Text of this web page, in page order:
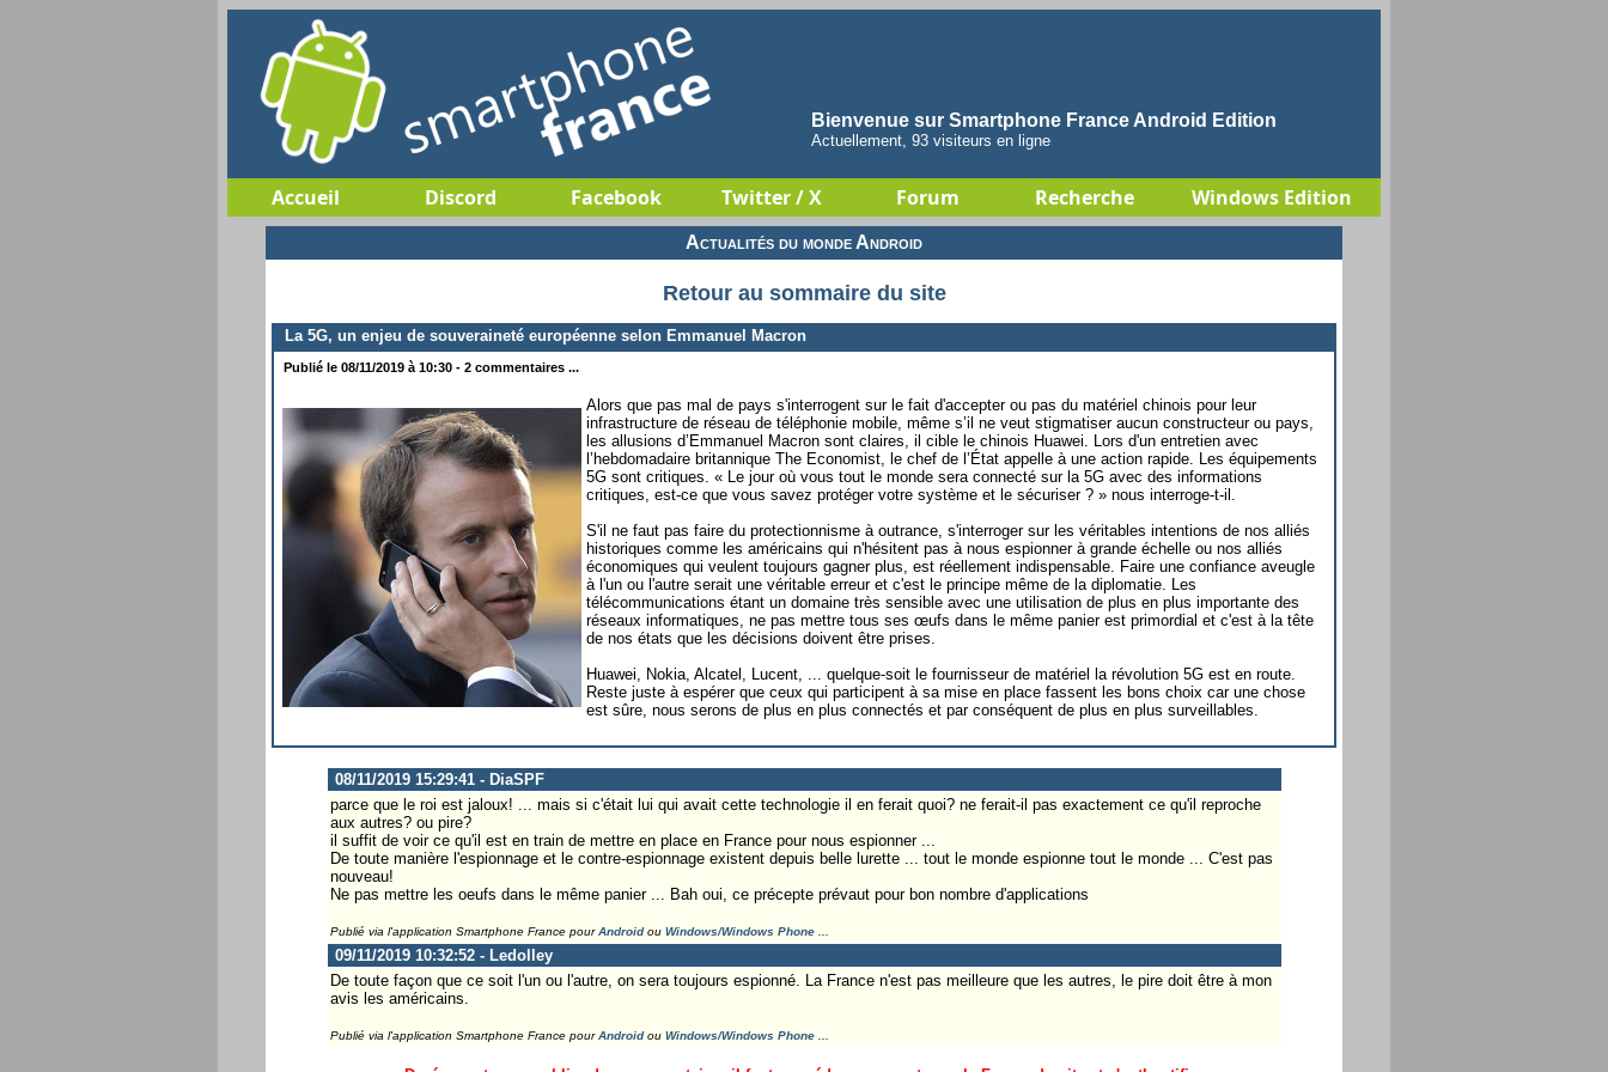
Bienvenue sur Smartphone France Android Edition
Actuellement, 93 visiteurs en ligne
Accueil Discord Facebook Twitter / X Forum Recherche Windows Edition
Actualités du monde Android
Retour au sommaire du site
La 5G, un enjeu de souveraineté européenne selon Emmanuel Macron
Publié le 08/11/2019 à 10:30 - 2 commentaires ...
Alors que pas mal de pays s'interrogent sur le fait d'accepter ou pas du matériel chinois pour leur
infrastructure de réseau de téléphonie mobile, même s’il ne veut stigmatiser aucun constructeur ou pays,
les allusions d’Emmanuel Macron sont claires, il cible le chinois Huawei. Lors d'un entretien avec
l’hebdomadaire britannique The Economist, le chef de l’État appelle à une action rapide. Les équipements
5G sont critiques. « Le jour où vous tout le monde sera connecté sur la 5G avec des informations
critiques, est-ce que vous savez protéger votre système et le sécuriser ? » nous interroge-t-il.
S'il ne faut pas faire du protectionnisme à outrance, s'interroger sur les véritables intentions de nos alliés
historiques comme les américains qui n'hésitent pas à nous espionner à grande échelle ou nos alliés
économiques qui veulent toujours gagner plus, est réellement indispensable. Faire une confiance aveugle
à l'un ou l'autre serait une véritable erreur et c'est le principe même de la diplomatie. Les
télécommunications étant un domaine très sensible avec une utilisation de plus en plus importante des
réseaux informatiques, ne pas mettre tous ses œufs dans le même panier est primordial et c'est à la tête
de nos états que les décisions doivent être prises.
Huawei, Nokia, Alcatel, Lucent, ... quelque-soit le fournisseur de matériel la révolution 5G est en route.
Reste juste à espérer que ceux qui participent à sa mise en place fassent les bons choix car une chose
est sûre, nous serons de plus en plus connectés et par conséquent de plus en plus surveillables.
08/11/2019 15:29:41 - DiaSPF
parce que le roi est jaloux! ... mais si c'était lui qui avait cette technologie il en ferait quoi? ne ferait-il pas exactement ce qu'il reproche
aux autres? ou pire?
il suffit de voir ce qu'il est en train de mettre en place en France pour nous espionner ...
De toute manière l'espionnage et le contre-espionnage existent depuis belle lurette ... tout le monde espionne tout le monde ... C'est pas
nouveau!
Ne pas mettre les oeufs dans le même panier ... Bah oui, ce précepte prévaut pour bon nombre d'applications
Publié via l'application Smartphone France pourAndroidou Windows/Windows Phone...
09/11/2019 10:32:52 - Ledolley
De toute façon que ce soit l'un ou l'autre, on sera toujours espionné. La France n'est pas meilleure que les autres, le pire doit être à mon
avis les américains.
Publié via l'application Smartphone France pourAndroidou Windows/Windows Phone...